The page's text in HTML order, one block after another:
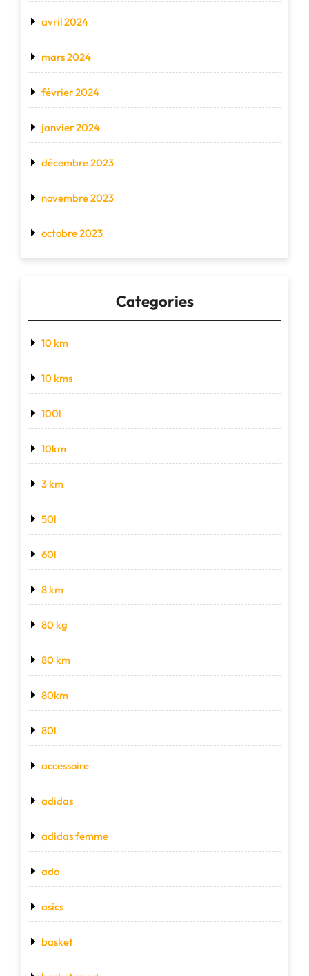
avril 2024
mars 2024
février 2024
janvier 2024
décembre 2023
novembre 2023
octobre 2023
Categories
10 km
10 kms
100l
10km
3 km
50l
60l
8 km
80 kg
80 km
80km
80l
accessoire
adidas
adidas femme
ado
asics
basket